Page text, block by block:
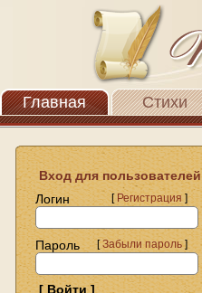
Главная Стихи
Вход для пользователей
Логин
[Регистрация]
Пароль [Забыли пароль]